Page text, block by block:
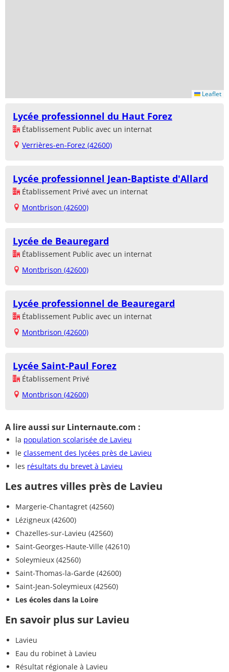
Leaflet
Lycée professionnel du Haut Forez
Établissement Public avec un internat
Verrières-en-Forez (42600)
Lycée professionnel Jean-Baptiste d'Allard
Établissement Privé avec un internat
Montbrison (42600)
Lycée de Beauregard
Établissement Public avec un internat
Montbrison (42600)
Lycée professionnel de Beauregard
Établissement Public avec un internat
Montbrison (42600)
Lycée Saint-Paul Forez
Établissement Privé
Montbrison (42600)
A lire aussi sur Linternaute.com :
la population scolarisée de Lavieu
le classement des lycées près de Lavieu
les résultats du brevet à Lavieu
Les autres villes près de Lavieu
Margerie-Chantagret (42560)
Lézigneux (42600)
Chazelles-sur-Lavieu (42560)
Saint-Georges-Haute-Ville (42610)
Soleymieux (42560)
Saint-Thomas-la-Garde (42600)
Saint-Jean-Soleymieux (42560)
Les écoles dans la Loire
En savoir plus sur Lavieu
Lavieu
Eau du robinet à Lavieu
Résultat régionale à Lavieu